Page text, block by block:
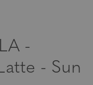
-
- Sun